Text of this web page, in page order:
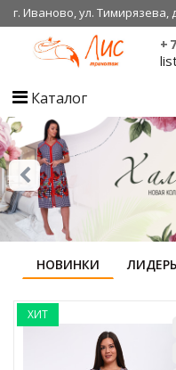
г. Иваново, ул. Тимирязева,
Каталог
НОВИНКИ
ХИТ